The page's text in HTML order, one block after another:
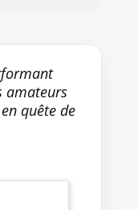
maîtrise
clics,
aux
amateurs
quête de